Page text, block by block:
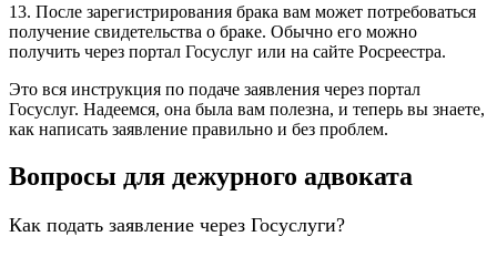
13. После зарегистрирования брака вам может потребоваться
получение свидетельства о браке. Обычно его можно
получить через портал Госуслуг или на сайте Росреестра.
Это вся инструкция по подаче заявления через портал
Госуслуг. Надеемся, она была вам полезна, и теперь вы знаете,
как написать заявление правильно и без проблем.
Вопросы для дежурного адвоката
Как подать заявление через Госуслуги?